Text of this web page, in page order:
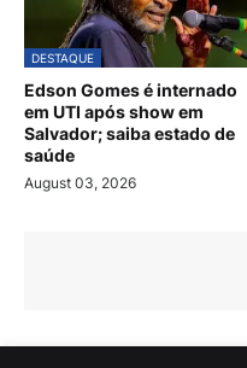
DESTAQUE
Edson Gomes é internado
em UTI após show em
Salvador; saiba estado de
saúde
August 03, 2026